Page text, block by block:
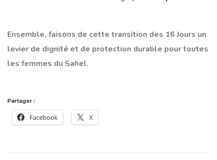
Ensemble, faisons de cette transition des 16 Jours un
levier de dignité et de protection durable pour toutes
les femmes du Sahel.
Partager :
Facebook X